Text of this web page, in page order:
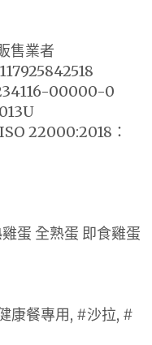
售業者
00000-0
22000:2018：
蛋 全熟蛋 即食雞蛋
康餐專用, #沙拉, #